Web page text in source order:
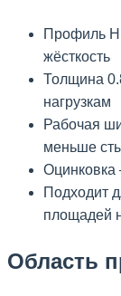
Профиль
жёсткость
Толщина
нагрузкам
Рабочая
меньше
Оцинковка
Подходит
площадей
Область